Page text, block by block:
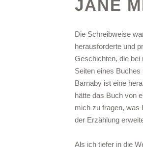
JANE
Die Schreibweise
herausforderte und
Geschichten, die bei
Seiten eines
Barnaby ist eine
hätte das Buch von
mich zu fragen, was
der Erzählung
Als ich tiefer in die